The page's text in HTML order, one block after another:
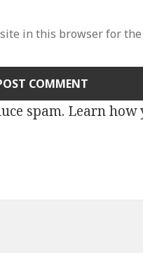
in this browser for
spam. Learn how